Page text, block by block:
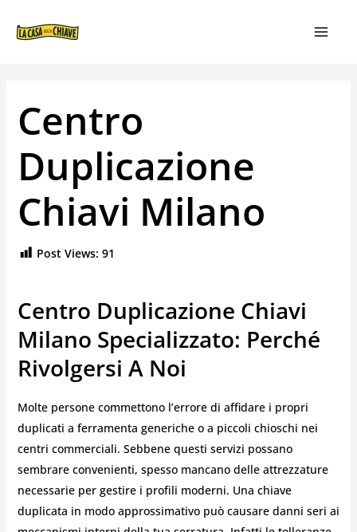
Centro
Duplicazione
Chiavi Milano
Post Views: 91
Centro Duplicazione Chiavi
Milano Specializzato: Perché
Rivolgersi A Noi
Molte persone commettono l’errore di affidare i propri
duplicati a ferramenta generiche o a piccoli chioschi nei
centri commerciali. Sebbene questi servizi possano
sembrare convenienti, spesso mancano delle attrezzature
necessarie per gestire i profili moderni. Una chiave
duplicata in modo approssimativo può causare danni seri ai
ARTICOLI